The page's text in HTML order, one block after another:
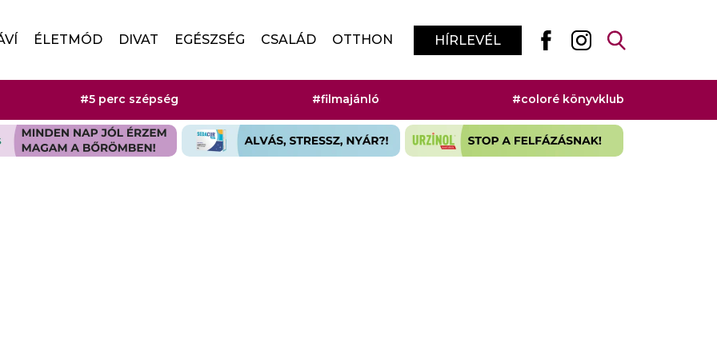
ÉLETMÓD DIVAT EGÉSZSÉG CSALÁD OTTHON HÍRLEVÉL
#5 perc szépség #filmajánló #coloré könyvklub